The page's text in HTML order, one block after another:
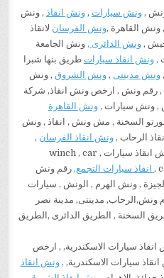
,ونش سيارات ,ونش انقاذ , ونش
, ونش القاهرة ,ونش الفرسان لانقاذ
,ونش الدائرى , ونش الجامعة
,ونش انقاذ سيارات طريق بنها شبرا
ونش مدينتى ,ونش الشروق , ونش
رقم ونش , ارخص ونش انقاذ, شركة
, ونش سيارات ,ونش القاهرة
السخنة , مش ونش , انقاذ , ونش
الرحاب ,ونش انقاذ الفرسان ,
اسرع ونش انقاذ سيارات , ارخص ونش انقاذ سيارات , winch , car
انقاذ سيارات التجمع, رقم ونش
, ونش الهرم , الونش , سيارات
ونش,الرحاب, مدينتى, مدينة نصر
السخنة , الطريق الدائرى ,الطريق
انقاذ سيارات الاسكندرية, , ارخص
سيارات الاسكندرية, ,ونش انقاذ